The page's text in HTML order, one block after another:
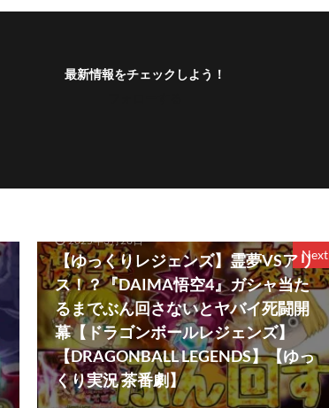
最新情報をチェックしよう！
Next
2025年3月28日
【ゆっくりレジェンズ】霊夢VSアリ
ス！？『DAIMA悟空4』ガシャ当た
るまでぶん回さないとヤバイ死闘開
幕【ドラゴンボールレジェンズ】
【DRAGONBALL LEGENDS】【ゆっ
くり実況 茶番劇】